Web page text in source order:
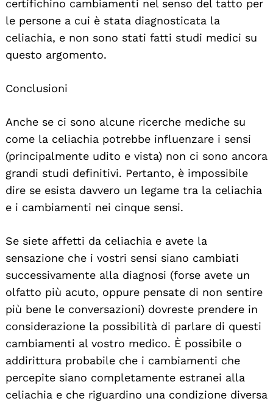
certifichino cambiamenti nel senso del tatto per
le persone a cui è stata diagnosticata la
celiachia, e non sono stati fatti studi medici su
questo argomento.
Conclusioni
Anche se ci sono alcune ricerche mediche su
come la celiachia potrebbe influenzare i sensi
(principalmente udito e vista) non ci sono ancora
grandi studi definitivi. Pertanto, è impossibile
dire se esista davvero un legame tra la celiachia
e i cambiamenti nei cinque sensi.
Se siete affetti da celiachia e avete la
sensazione che i vostri sensi siano cambiati
successivamente alla diagnosi (forse avete un
olfatto più acuto, oppure pensate di non sentire
più bene le conversazioni) dovreste prendere in
considerazione la possibilità di parlare di questi
cambiamenti al vostro medico. È possibile o
addirittura probabile che i cambiamenti che
percepite siano completamente estranei alla
celiachia e che riguardino una condizione diversa